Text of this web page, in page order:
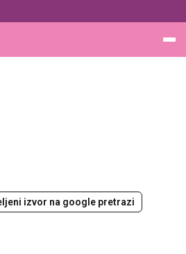
izvor na google pretrazi